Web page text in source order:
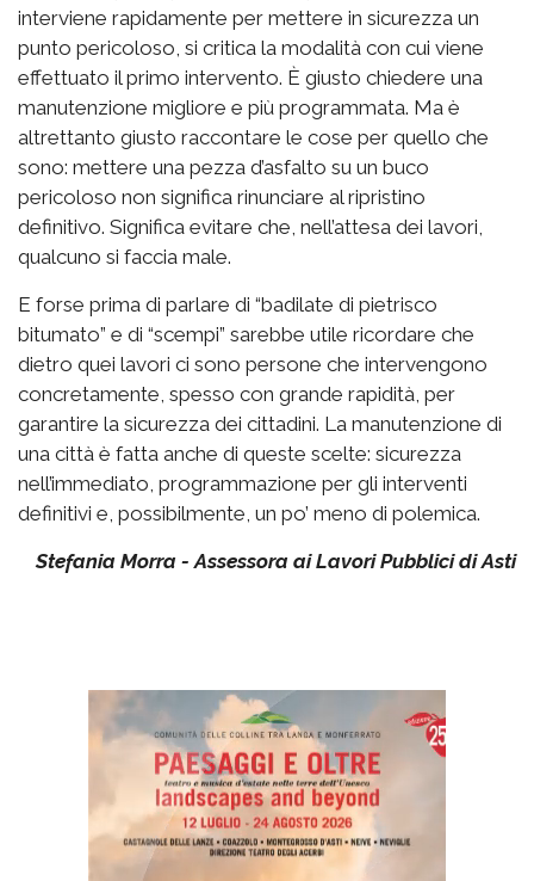
interviene rapidamente per mettere in sicurezza un
punto pericoloso, si critica la modalità con cui viene
effettuato il primo intervento. È giusto chiedere una
manutenzione migliore e più programmata. Ma è
altrettanto giusto raccontare le cose per quello che
sono: mettere una pezza d’asfalto su un buco
pericoloso non significa rinunciare al ripristino
definitivo. Significa evitare che, nell’attesa dei lavori,
qualcuno si faccia male.
E forse prima di parlare di “badilate di pietrisco
bitumato” e di “scempi” sarebbe utile ricordare che
dietro quei lavori ci sono persone che intervengono
concretamente, spesso con grande rapidità, per
garantire la sicurezza dei cittadini. La manutenzione di
una città è fatta anche di queste scelte: sicurezza
nell’immediato, programmazione per gli interventi
definitivi e, possibilmente, un po’ meno di polemica.
Stefania Morra - Assessora ai Lavori Pubblici di Asti